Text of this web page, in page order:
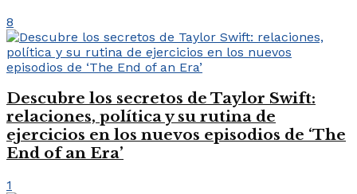
8
Descubre los secretos de Taylor Swift:
relaciones, política y su rutina de
ejercicios en los nuevos episodios de ‘The
End of an Era’
1